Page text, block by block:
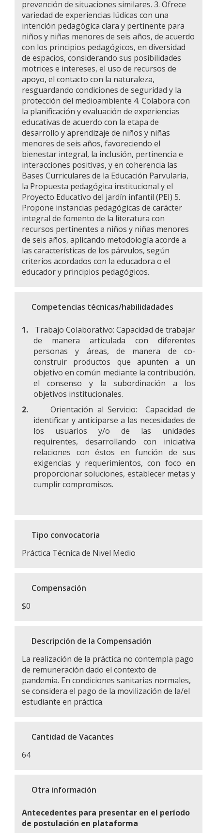
prevención de situaciones similares. 3. Ofrece
variedad de experiencias lúdicas con una
intención pedagógica clara y pertinente para
niños y niñas menores de seis años, de acuerdo
con los principios pedagógicos, en diversidad
de espacios, considerando sus posibilidades
motrices e intereses, el uso de recursos de
apoyo, el contacto con la naturaleza,
resguardando condiciones de seguridad y la
protección del medioambiente 4. Colabora con
la planificación y evaluación de experiencias
educativas de acuerdo con la etapa de
desarrollo y aprendizaje de niños y niñas
menores de seis años, favoreciendo el
bienestar integral, la inclusión, pertinencia e
interacciones positivas, y en coherencia las
Bases Curriculares de la Educación Parvularia,
la Propuesta pedagógica institucional y el
Proyecto Educativo del jardín infantil (PEI) 5.
Propone instancias pedagógicas de carácter
integral de fomento de la literatura con
recursos pertinentes a niños y niñas menores
de seis años, aplicando metodología acorde a
las características de los párvulos, según
criterios acordados con la educadora o el
educador y principios pedagógicos.
Competencias técnicas/habilidadades
1.
Trabajo Colaborativo: Capacidad de trabajar
de manera articulada con diferentes
personas y áreas, de manera de co-
construir productos que apunten a un
objetivo en común mediante la contribución,
el consenso y la subordinación a los
objetivos institucionales.
2.
Orientación al Servicio: Capacidad de
identificar y anticiparse a las necesidades de
los usuarios y/o de las unidades
requirentes, desarrollando con iniciativa
relaciones con éstos en función de sus
exigencias y requerimientos, con foco en
proporcionar soluciones, establecer metas y
cumplir compromisos.
Tipo convocatoria
Práctica Técnica de Nivel Medio
Compensación
$0
Descripción de la Compensación
La realización de la práctica no contempla pago
de remuneración dado el contexto de
pandemia. En condiciones sanitarias normales,
se considera el pago de la movilización de la/el
estudiante en práctica.
Cantidad de Vacantes
64
Otra información
Antecedentes para presentar en el período
de postulación en plataforma